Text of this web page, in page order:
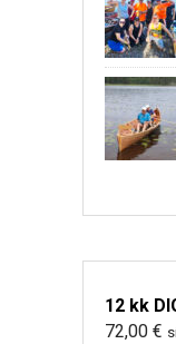
12 kk
72,00 €